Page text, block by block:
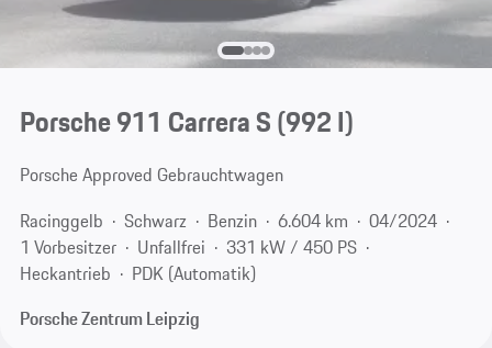
Porsche 911 Carrera S(992 I)
Porsche Approved Gebrauchtwagen
Racinggelb
Schwarz Benzin 6.604 km
04/2024
1 Vorbesitzer
Unfallfrei
331 kW / 450 PS
Heckantrieb
PDK (Automatik)
Porsche Zentrum Leipzig